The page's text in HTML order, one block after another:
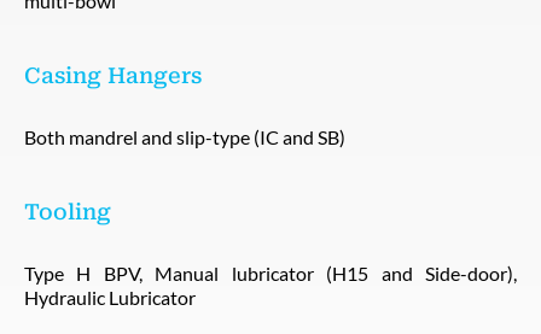
Casing Hangers
Both mandrel and slip-type (IC and SB)
Tooling
Type H BPV, Manual lubricator (H15 and Side-door),
Hydraulic Lubricator